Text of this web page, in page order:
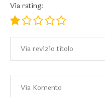
Via rating: